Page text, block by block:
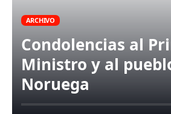
ARCHIVO
Condolencias al
Ministro y al
Noruega